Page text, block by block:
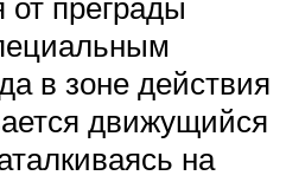
в зоне действия
движущийся
на